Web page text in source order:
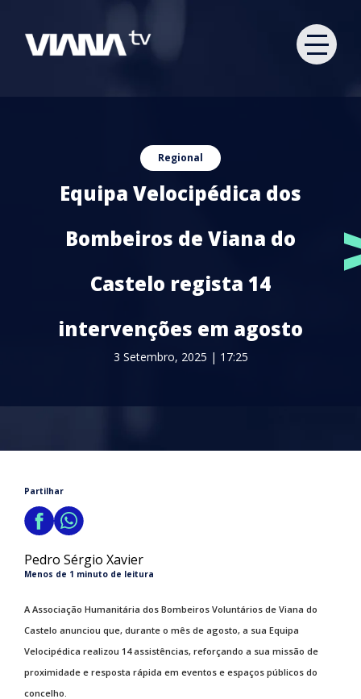
Regional
Equipa Velocipédica dos
Bombeiros de Viana do
Castelo regista 14
intervenções em agosto
3 Setembro, 2025 | 17:25
Partilhar
Pedro Sérgio Xavier
Menos de 1 minuto de leitura
A Associação Humanitária dos Bombeiros Voluntários de Viana do
Castelo anunciou que, durante o mês de agosto, a sua Equipa
Velocipédica realizou 14 assistências, reforçando a sua missão de
proximidade e resposta rápida em eventos e espaços públicos do
concelho.